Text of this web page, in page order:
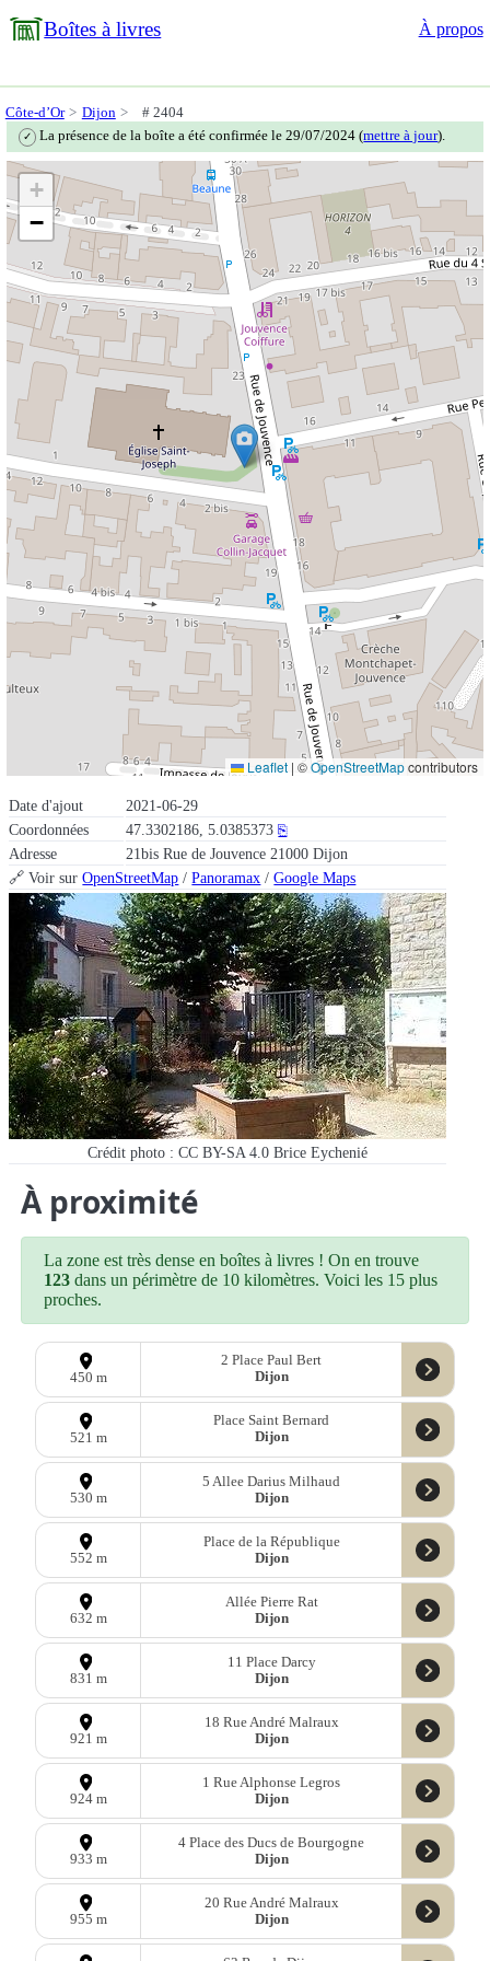
Boîtes à livres À propos
Côte-d’Or Dijon # 2404
✓ La présence de la boîte a été confirmée le 29/07/2024 (mettre à jour).
Date d'ajout
2021-06-29
Coordonnées
47.3302186, 5.0385373 ⎘
Adresse
21bis Rue de Jouvence 21000 Dijon
🔗 Voir surOpenStreetMap /Panoramax /Google Maps
Crédit photo : CC BY-SA 4.0 Brice Eychenié
+
−
Leaflet | ©OpenStreetMapcontributors
À proximité
La zone est très dense en boîtes à livres ! On en trouve
123 dans un périmètre de 10 kilomètres. Voici les 15 plus
proches.
450 m
2 Place Paul Bert
Dijon
521 m
Place Saint Bernard
Dijon
530 m
5 Allee Darius Milhaud
Dijon
552 m
Place de la République
Dijon
632 m
Allée Pierre Rat
Dijon
831 m
11 Place Darcy
Dijon
921 m
18 Rue André Malraux
Dijon
924 m
1 Rue Alphonse Legros
Dijon
933 m
4 Place des Ducs de Bourgogne
Dijon
955 m
20 Rue André Malraux
Dijon